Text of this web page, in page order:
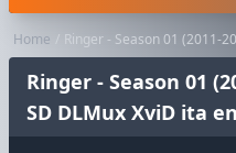
Home Ringer - Season 01 (2011-
Ringer - Season 01
SD DLMux XviD ita